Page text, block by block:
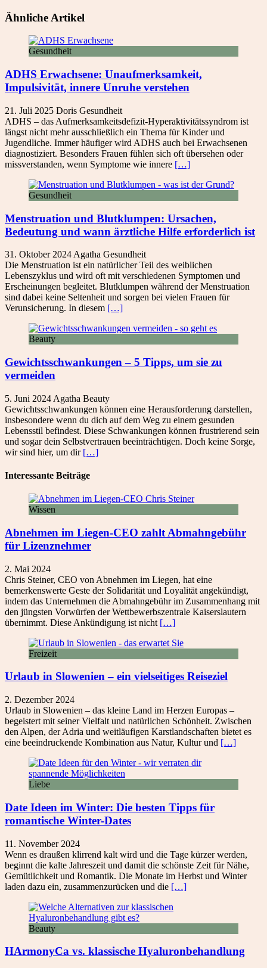
Ähnliche Artikel
Gesundheit
ADHS Erwachsene: Unaufmerksamkeit,
Impulsivität, innere Unruhe verstehen
21. Juli 2025 Doris Gesundheit
ADHS – das Aufmerksamkeitsdefizit-Hyperaktivitätssyndrom ist
längst nicht mehr ausschließlich ein Thema für Kinder und
Jugendliche. Immer häufiger wird ADHS auch bei Erwachsenen
diagnostiziert. Besonders Frauen fühlen sich oft übersehen oder
missverstanden, wenn Symptome wie innere […]
Gesundheit
Menstruation und Blutklumpen: Ursachen,
Bedeutung und wann ärztliche Hilfe erforderlich ist
31. Oktober 2024 Agatha Gesundheit
Die Menstruation ist ein natürlicher Teil des weiblichen
Lebenszyklus und wird oft mit verschiedenen Symptomen und
Erscheinungen begleitet. Blutklumpen während der Menstruation
sind dabei keine Seltenheit und sorgen bei vielen Frauen für
Verunsicherung. In diesem […]
Beauty
Gewichtsschwankungen – 5 Tipps, um sie zu
vermeiden
5. Juni 2024 Agatha Beauty
Gewichtsschwankungen können eine Herausforderung darstellen,
insbesondere wenn du dich auf dem Weg zu einem gesunden
Lebensstil befindest. Diese Schwankungen können frustrierend sein
und sogar dein Selbstvertrauen beeinträchtigen. Doch keine Sorge,
wir sind hier, um dir […]
Interessante Beiträge
Wissen
Abnehmen im Liegen-CEO zahlt Abmahngebühr
für Lizenznehmer
2. Mai 2024
Chris Steiner, CEO von Abnehmen im Liegen, hat eine
bemerkenswerte Geste der Solidarität und Loyalität angekündigt,
indem das Unternehmen die Abmahngebühr im Zusammenhang mit
den jüngsten Vorwürfen der Wettbewerbszentrale Kaiserslautern
übernimmt. Diese Ankündigung ist nicht […]
Freizeit
Urlaub in Slowenien – ein vielseitiges Reiseziel
2. Dezember 2024
Urlaub in Slowenien – das kleine Land im Herzen Europas –
begeistert mit seiner Vielfalt und natürlichen Schönheit. Zwischen
den Alpen, der Adria und weitläufigen Karstlandschaften bietet es
eine beeindruckende Kombination aus Natur, Kultur und […]
Liebe
Date Ideen im Winter: Die besten Tipps für
romantische Winter-Dates
11. November 2024
Wenn es draußen klirrend kalt wird und die Tage kürzer werden,
beginnt die kalte Jahreszeit und damit die schönste Zeit für Nähe,
Gemütlichkeit und Romantik. Die Monate im Herbst und Winter
laden dazu ein, zusammenzurücken und die […]
Beauty
HArmonyCa vs. klassische Hyaluronbehandlung